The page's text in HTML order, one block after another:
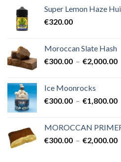
Super Lemon Haze
€320.00
Moroccan Slate Hash
€300.00 – €2,000.00
à
Ice Moonrocks
€300.00 – €1,800.00
à
MOROCCAN
€300.00 – €2,000.00